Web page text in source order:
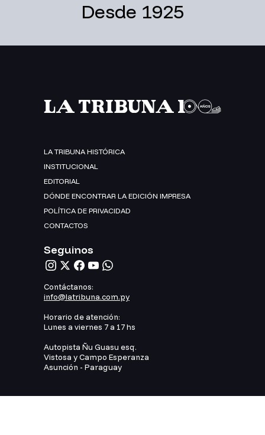
Desde 1925
LA TRIBUNA HISTÓRICA
INSTITUCIONAL
EDITORIAL
DÓNDE ENCONTRAR LA EDICIÓN IMPRESA
POLÍTICA DE PRIVACIDAD
CONTACTOS
Seguinos
Contáctanos:
info@latribuna.com.py
Horario de atención:
Lunes a viernes 7 a 17 hs
Autopista Ñu Guasu esq.
Vistosa y Campo Esperanza
Asunción - Paraguay